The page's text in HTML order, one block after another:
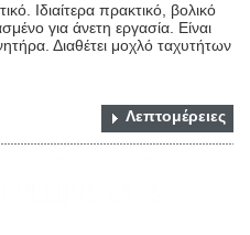
Ιδιαίτερα πρακτικό, βολικό
για άνετη εργασία. Είναι
Διαθέτει μοχλό ταχυτήτων
Λεπτομέρειες